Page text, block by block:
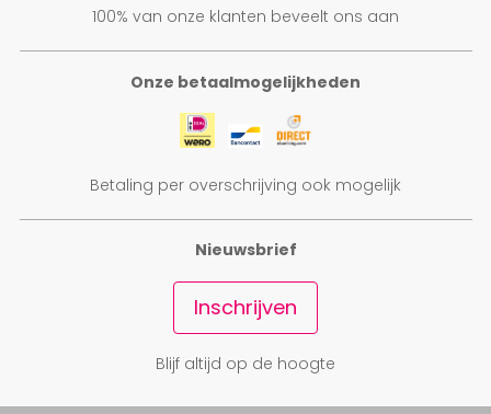
Onze betaalmogelijkheden
Betaling per overschrijving ook mogelijk
100% van onze klanten beveelt ons aan
Nieuwsbrief
Inschrijven
Blijf altijd op de hoogte